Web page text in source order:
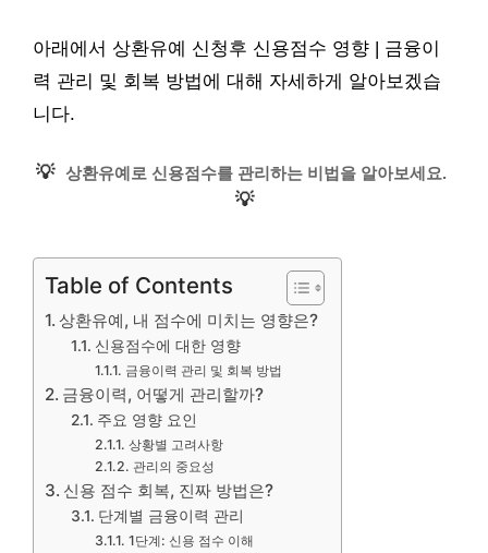
아래에서 상환유예 신청후 신용점수 영향 | 금융이
력 관리 및 회복 방법에 대해 자세하게 알아보겠습
니다.
💡 상환유예로 신용점수를 관리하는 비법을 알아보세요.
💡
Table of Contents
상환유예, 내 점수에 미치는 영향은?
신용점수에 대한 영향
금융이력 관리 및 회복 방법
금융이력, 어떻게 관리할까?
주요 영향 요인
상황별 고려사항
관리의 중요성
신용 점수 회복, 진짜 방법은?
단계별 금융이력 관리
1단계: 신용 점수 이해